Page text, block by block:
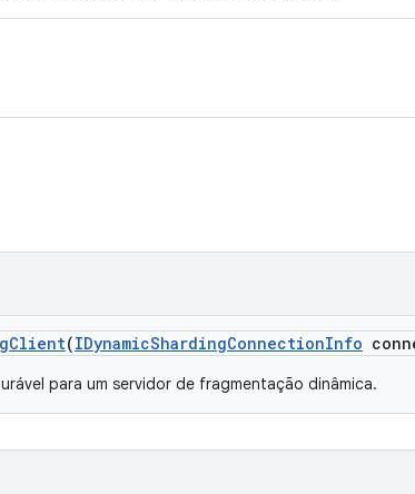
Client(IDynamicShardingConnectionInfo
para um servidor de fragmentação dinâmica.